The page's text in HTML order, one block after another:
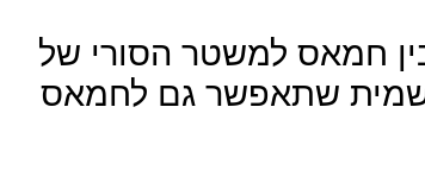
חמאס למשטר הסורי של
שתאפשר גם לחמאס